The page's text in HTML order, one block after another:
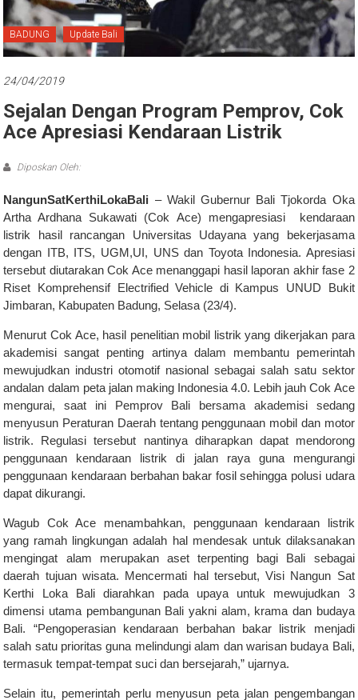
Bali
BADUNG Update Bali
24/04/2019
Sejalan Dengan Program Pemprov, Cok
Ace Apresiasi Kendaraan Listrik
Diposkan Oleh:
NangunSatKerthiLokaBali – Wakil Gubernur Bali Tjokorda Oka
Artha Ardhana Sukawati (Cok Ace) mengapresiasi kendaraan
listrik hasil rancangan Universitas Udayana yang bekerjasama
dengan ITB, ITS, UGM,UI, UNS dan Toyota Indonesia. Apresiasi
tersebut diutarakan Cok Ace menanggapi hasil laporan akhir fase 2
Riset Komprehensif Electrified Vehicle di Kampus UNUD Bukit
Jimbaran, Kabupaten Badung, Selasa (23/4).
Menurut Cok Ace, hasil penelitian mobil listrik yang dikerjakan para
akademisi sangat penting artinya dalam membantu pemerintah
mewujudkan industri otomotif nasional sebagai salah satu sektor
andalan dalam peta jalan making Indonesia 4.0. Lebih jauh Cok Ace
mengurai, saat ini Pemprov Bali bersama akademisi sedang
menyusun Peraturan Daerah tentang penggunaan mobil dan motor
listrik. Regulasi tersebut nantinya diharapkan dapat mendorong
penggunaan kendaraan listrik di jalan raya guna mengurangi
penggunaan kendaraan berbahan bakar fosil sehingga polusi udara
dapat dikurangi.
Wagub Cok Ace menambahkan, penggunaan kendaraan listrik
yang ramah lingkungan adalah hal mendesak untuk dilaksanakan
mengingat alam merupakan aset terpenting bagi Bali sebagai
daerah tujuan wisata. Mencermati hal tersebut, Visi Nangun Sat
Kerthi Loka Bali diarahkan pada upaya untuk mewujudkan 3
dimensi utama pembangunan Bali yakni alam, krama dan budaya
Bali. “Pengoperasian kendaraan berbahan bakar listrik menjadi
salah satu prioritas guna melindungi alam dan warisan budaya Bali,
termasuk tempat-tempat suci dan bersejarah,” ujarnya.
Selain itu, pemerintah perlu menyusun peta jalan pengembangan